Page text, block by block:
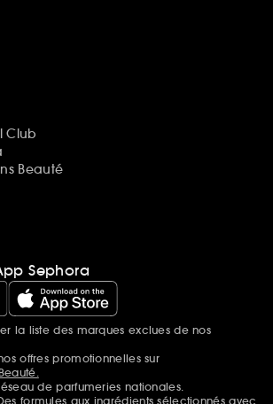
Club
Beauté
Sephora
la liste des marques exclues de nos
offres promotionnelles sur
de parfumeries nationales.
formules aux ingrédients sélectionnés avec